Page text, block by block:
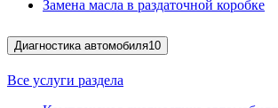
Замена масла в раздаточной коробке
Диагностика автомобиля10
Все услуги раздела